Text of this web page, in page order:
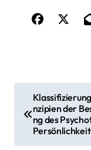
i
nzipien der
ng des
Persönlichkeit